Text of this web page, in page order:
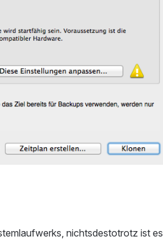
nichtsdestotrotz ist es